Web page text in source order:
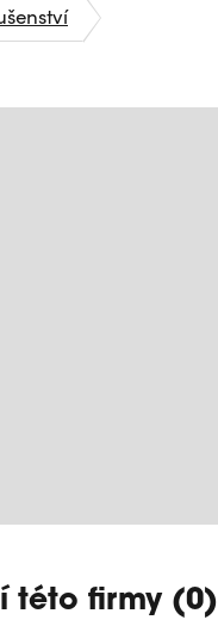
této firmy (0)